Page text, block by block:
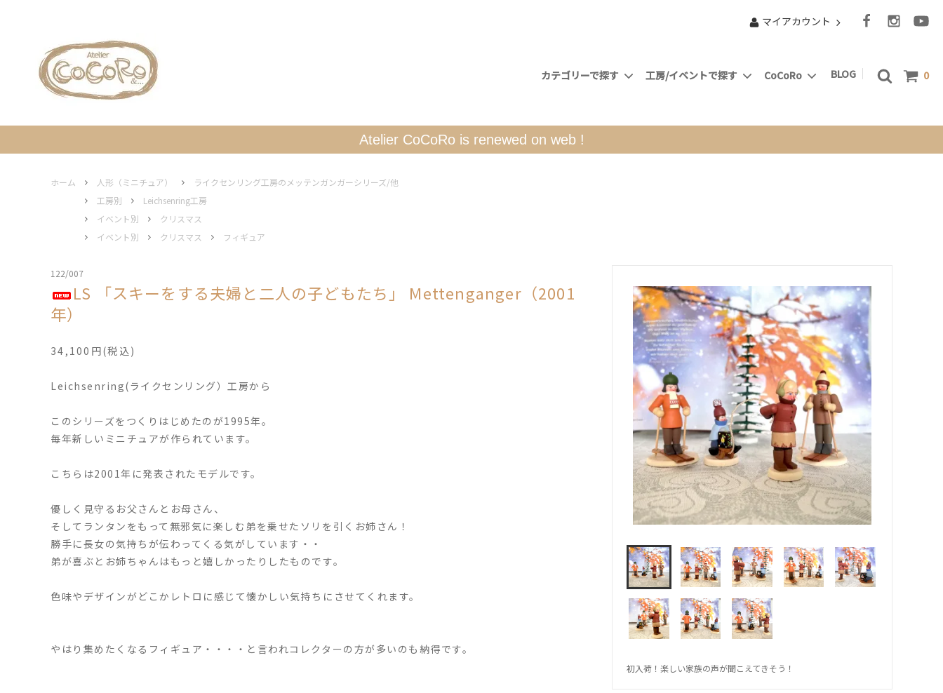
マイアカウント
0
カテゴリーで探す
人形（ミニチュア） 人形（煙だし） 人形（くるみ割り） マーケットスタンド
家 木と花 ライフェンドレーエン 動物たち
フレーム / ディスプレイ ステージ 灯り
オーナメント
工房/イベントで探す
工房別 イベント別 CoCoRo博物館
CoCoRo
ギフト包装について 営業日について 配送について
小部屋で”Something New” Ｃ’sClub
BLOG
Atelier CoCoRo is renewed on web !
ホーム 人形（ミニチュア）
ライクセンリング工房のメッテンガンガーシリーズ/他
工房別
Leichsenring工房
イベント別
クリスマス
イベント別
クリスマス フィギュア
初入荷！楽しい家族の声が聞こえてきそう！
122/007
LS 「スキーをする夫婦と二人の子どもたち」 Mettenganger（2001
年）
34,100円(税込)
Leichsenring(ライクセンリング）工房から
このシリーズをつくりはじめたのが1995年。
毎年新しいミニチュアが作られています。
こちらは2001年に発表されたモデルです。
優しく見守るお父さんとお母さん、
そしてランタンをもって無邪気に楽しむ弟を乗せたソリを引くお姉さん！
勝手に長女の気持ちが伝わってくる気がしています・・
弟が喜ぶとお姉ちゃんはもっと嬉しかったりしたものです。
色味やデザインがどこかレトロに感じて懐かしい気持ちにさせてくれます。
やはり集めたくなるフィギュア・・・・と言われコレクターの方が多いのも納得です。